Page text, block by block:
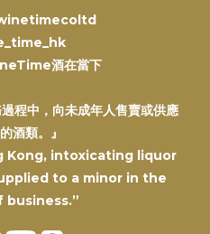
酒在當下
程中，向未成年人售賣或供應
酒類。』
Kong, intoxicating liquor
to a minor in the
business.”